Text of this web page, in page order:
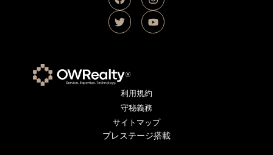
利用規約
守秘義務
サイトマップ
プレステージ搭載